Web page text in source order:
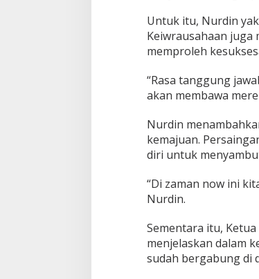
e
r
Untuk itu, Nurdin
Keiwrausahaan juga
memproleh
“Rasa tanggung
akan membawa
Nurdin
kemajuan.
diri untuk
“Di zaman now ini
Nurdin.
Sementara itu,
menjelaskan dalam
sudah bergabung di